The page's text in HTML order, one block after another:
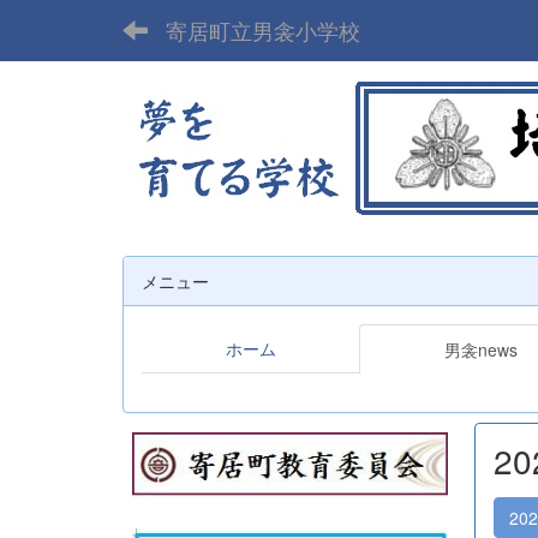
寄居町立男衾小学校
メニュー
ホーム 男衾news